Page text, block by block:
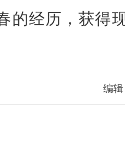
的经历，获得
编